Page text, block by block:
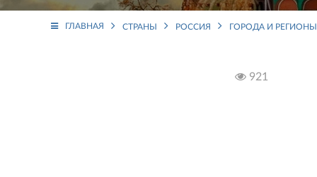
ГЛАВНАЯ СТРАНЫ РОССИЯ ГОРОДА И РЕГИОНЫ
921